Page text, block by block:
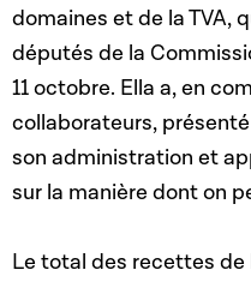
domaines et de la TVA,
députés de la
11 octobre. Ella a, en
collaborateurs,
son administration et
sur la manière dont on
Le total des recettes